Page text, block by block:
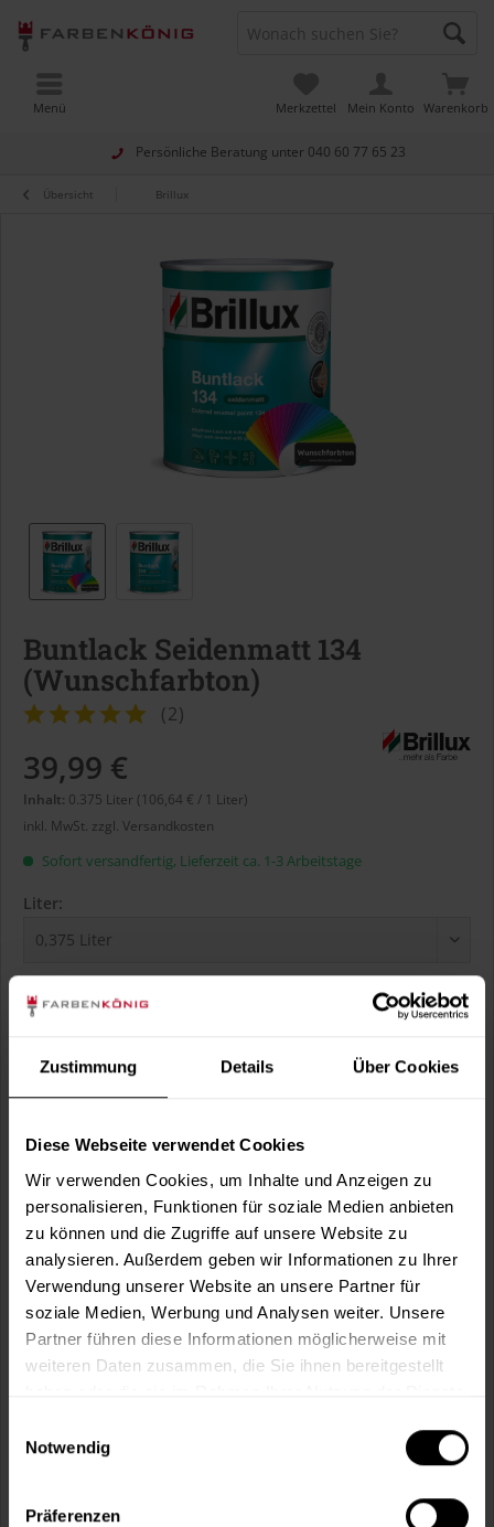
Zustimmung Details Über Cookies
Diese Webseite verwendet Cookies
Wir verwenden Cookies, um Inhalte und Anzeigen zu
personalisieren, Funktionen für soziale Medien anbieten
zu können und die Zugriffe auf unsere Website zu
analysieren. Außerdem geben wir Informationen zu Ihrer
Verwendung unserer Website an unsere Partner für
soziale Medien, Werbung und Analysen weiter. Unsere
Partner führen diese Informationen möglicherweise mit
weiteren Daten zusammen, die Sie ihnen bereitgestellt
Notwendig
Präferenzen
Persönliche Beratung unter 040 60 77 65 23
Warenkorb
Merkzettel Mein Konto
Menü
Übersicht Brillux
Buntlack Seidenmatt 134
(Wunschfarbton)
(2)
39,99 €
Inhalt: 0.375 Liter (106,64 € / 1 Liter)
inkl. MwSt. zzgl. Versandkosten
Sofort versandfertig, Lieferzeit ca. 1-3 Arbeitstage
Liter:
Verbrauch berechnen
m²
Wunschfarbcode*:
Merken